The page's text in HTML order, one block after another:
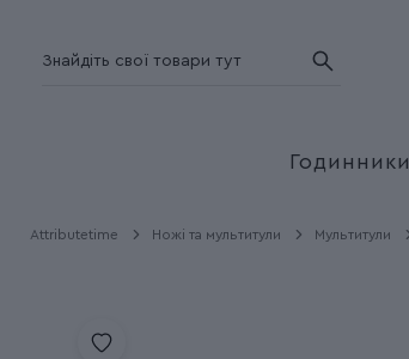
Годинники
Attributetime Ножі та мультитули Мультитули